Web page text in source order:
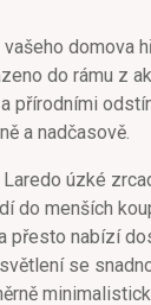
domova
do rámu z
přírodními
a nadčasově.
úzké
do menších
přesto nabízí
se